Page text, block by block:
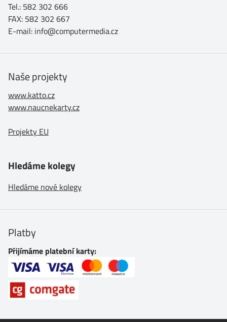
Tel.: 582 302 666
FAX: 582 302 667
E-mail: info@computermedia.cz
Naše projekty
www.katto.cz
www.naucnekarty.cz
Projekty EU
Hledáme kolegy
Hledáme nové kolegy
Platby
Přijímáme platební karty: